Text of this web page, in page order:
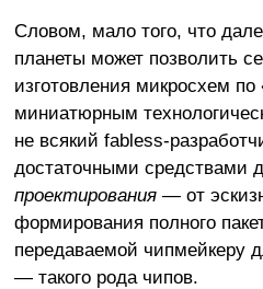
Словом, мало того, что
планеты может позволить
изготовления микросхем
миниатюрным
не всякий fabless-
достаточными средствами
проектирования— от
формирования полного
передаваемой чипмейкеру
— такого рода чипов.